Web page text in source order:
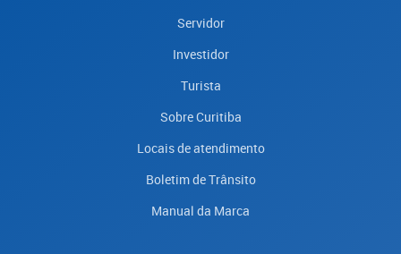
Servidor
Investidor
Turista
Sobre Curitiba
Locais de atendimento
Boletim de Trânsito
Manual da Marca